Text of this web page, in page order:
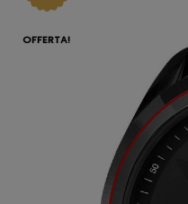
OFFERTA!